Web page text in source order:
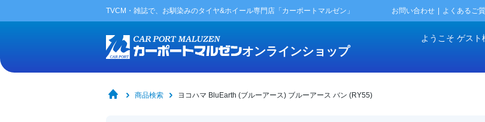
TVCM・雑誌で、お馴染みのタイヤ&ホイール専門店「カーポートマルゼン」 お問い合わせ よくあるご
オンラインショップ
ようこそ ゲスト
商品検索 ヨコハマ BluEarth (ブルーアース) ブルーアース バン (RY55)